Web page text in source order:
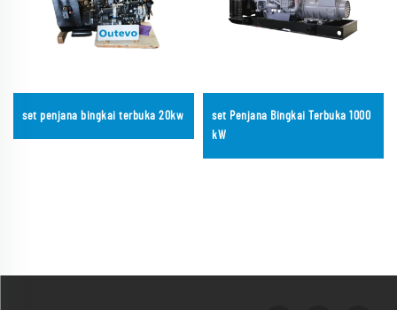
set penjana bingkai terbuka 20kw
set Penjana Bingkai Terbuka 1000
kW